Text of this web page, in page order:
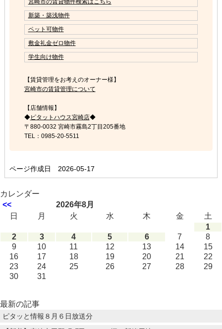
新築・築浅物件
ペット可物件
敷金礼金ゼロ物件
学生向け物件
【賃貸管理をお考えのオーナー様】
宮崎市の賃貸管理について
【店舗情報】
◆ピタットハウス宮崎店◆
〒880-0032 宮崎市霧島2丁目205番地
TEL：0985-20-5511
ページ作成日 2026-05-17
カレンダー
<<
2026年8月
日
月 火 水 木 金
土
1
2
3 4 5 6 7
8
9
10 11 12 13 14
15
16
17 18 19 20 21
22
23
24 25 26 27 28
29
30
31
最新の記事
ピタッと情報８月６日放送分